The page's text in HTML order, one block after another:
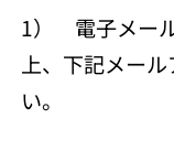
1） 電子メー
上、下記メー
い。